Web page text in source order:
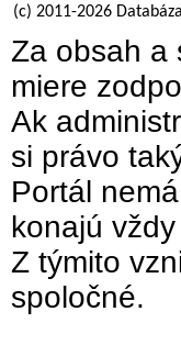
(c) 2011-2026
Za obsah a
miere
Ak
si právo
Portál
konajú
Z týmito
spoločné.